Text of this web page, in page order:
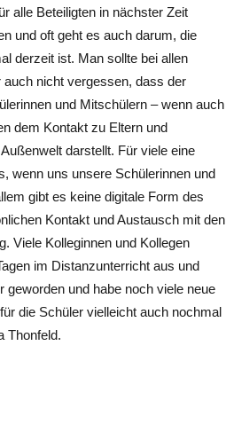
alle Beteiligten in nächster Zeit
und oft geht es auch darum, die
derzeit ist. Man sollte bei allen
nicht vergessen, dass der
und Mitschülern – wenn auch
dem Kontakt zu Eltern und
darstellt. Für viele eine
wenn uns unsere Schülerinnen und
gibt es keine digitale Form des
Kontakt und Austausch mit den
Viele Kolleginnen und Kollegen
im Distanzunterricht aus und
geworden und habe noch viele neue
die Schüler vielleicht auch nochmal
Thonfeld.